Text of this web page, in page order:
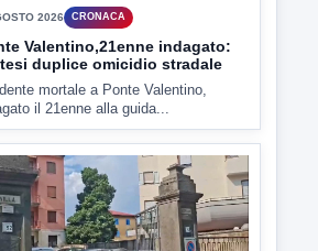
2026 CRONACA
Valentino,21enne indagato:
duplice omicidio stradale
mortale a Ponte Valentino,
il 21enne alla guida...